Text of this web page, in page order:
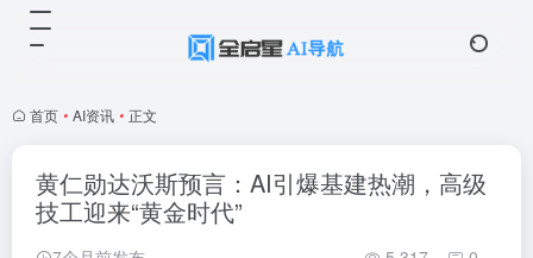
首页 • AI资讯 • 正文
黄仁勋达沃斯预言：AI引爆基建热潮，高级
技工迎来“黄金时代”